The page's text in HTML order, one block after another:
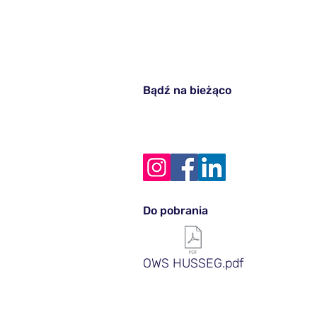
Bądź na bieżąco
Do pobrania
OWS HUSSEG.pdf